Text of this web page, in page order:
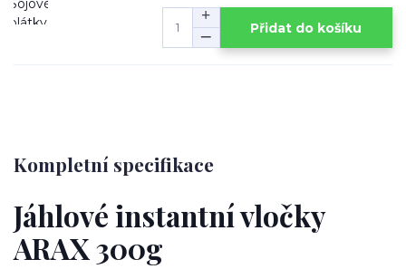
Přidat do košíku
Kompletní specifikace
Jáhlové instantní vločky
ARAX 300g